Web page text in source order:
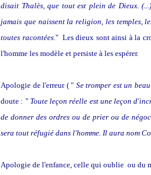
disait Thalès, que tout est plein de Dieux.
jamais que naissent la religion, les temples,
toutes racontées." Les dieux sont ainsi à la
l'homme les modèle et persiste à les espérer.
Apologie de l'erreur ( " Se tromper est un
doute : " Toute leçon réelle est une leçon
de donner des ordres ou de prier ou de
sera tout réfugié dans l'homme. Il aura nom
Apologie de l'enfance, celle qui oublie ou du